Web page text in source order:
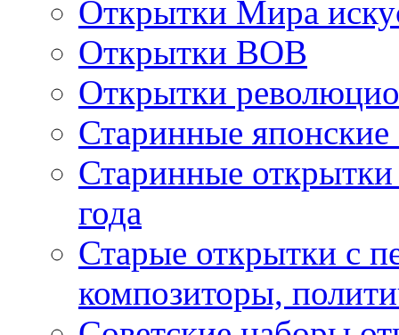
Открытки Мира
Открытки ВОВ
Открытки
Старинные
Старинные
года
Старые открытки с
композиторы,